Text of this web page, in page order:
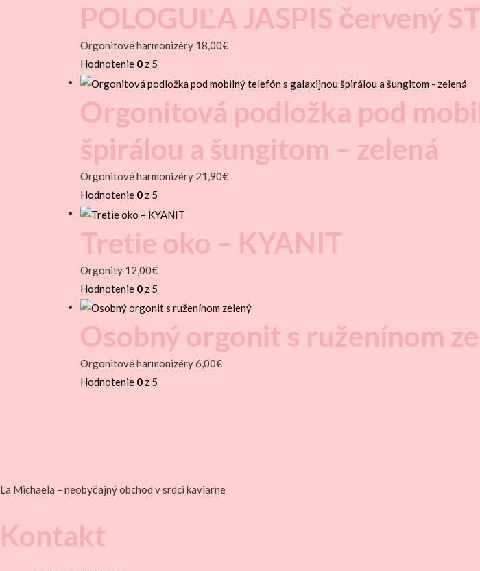
POLOGUĽA JASPIS červený
Orgonitové harmonizéry 18,00€
Hodnotenie 0 z 5
Orgonitová podložka pod
špirálou a šungitom – zelená
Orgonitové harmonizéry 21,90€
Hodnotenie 0 z 5
Tretie oko – KYANIT
Orgonity 12,00€
Hodnotenie 0 z 5
Osobný orgonit s ruženínom
Orgonitové harmonizéry6,00€
Hodnotenie 0 z 5
La Michaela – neobyčajný obchod v srdci kaviarne
Kontakt